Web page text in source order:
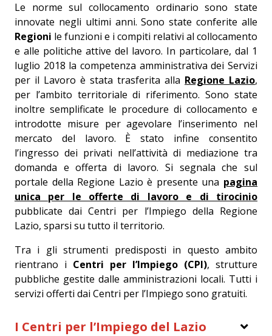
Le norme sul collocamento ordinario sono state
innovate negli ultimi anni. Sono state conferite alle
Regioni le funzioni e i compiti relativi al collocamento
e alle politiche attive del lavoro. In particolare, dal 1
luglio 2018 la competenza amministrativa dei Servizi
per il Lavoro è stata trasferita alla Regione Lazio,
per l’ambito territoriale di riferimento. Sono state
inoltre semplificate le procedure di collocamento e
introdotte misure per agevolare l’inserimento nel
mercato del lavoro. È stato infine consentito
l’ingresso dei privati nell’attività di mediazione tra
domanda e offerta di lavoro. Si segnala che sul
portale della Regione Lazio è presente una pagina
unica per le offerte di lavoro e di tirocinio
pubblicate dai Centri per l’Impiego della Regione
Lazio, sparsi su tutto il territorio.
Tra i gli strumenti predisposti in questo ambito
rientrano i Centri per l’Impiego (CPI), strutture
pubbliche gestite dalle amministrazioni locali. Tutti i
servizi offerti dai Centri per l’Impiego sono gratuiti.
I Centri per l’Impiego del Lazio